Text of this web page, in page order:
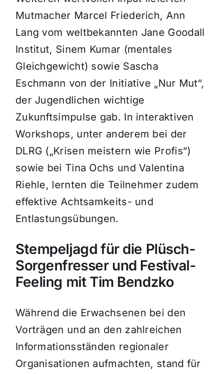
Mutmacher Marcel Friederich, Ann
Lang vom weltbekannten Jane Goodall
Institut, Sinem Kumar (mentales
Gleichgewicht) sowie Sascha
Eschmann von der Initiative „Nur Mut“,
der Jugendlichen wichtige
Zukunftsimpulse gab. In interaktiven
Workshops, unter anderem bei der
DLRG („Krisen meistern wie Profis“)
sowie bei Tina Ochs und Valentina
Riehle, lernten die Teilnehmer zudem
effektive Achtsamkeits- und
Entlastungsübungen.
Stempeljagd für die Plüsch-
Sorgenfresser und Festival-
Feeling mit Tim Bendzko
Während die Erwachsenen bei den
Vorträgen und an den zahlreichen
Informationsständen regionaler
Organisationen aufmachten, stand für